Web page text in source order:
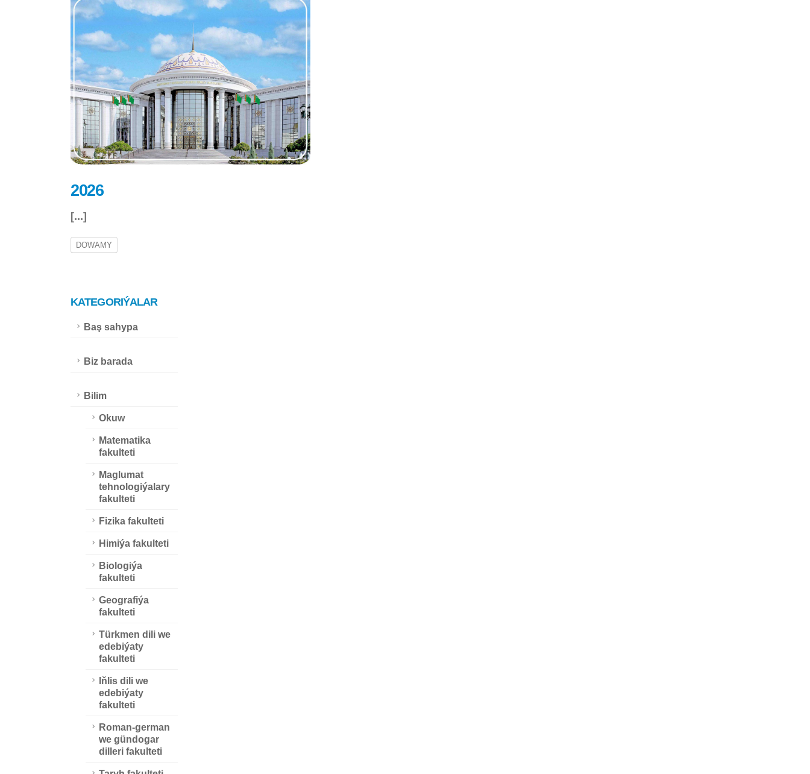
2026
[...]
DOWAMY
KATEGORIÝALAR
Baş sahypa
Biz barada
Bilim
Okuw
Matematika
fakulteti
Maglumat
tehnologiýalary
fakulteti
Fizika fakulteti
Himiýa fakulteti
Biologiýa
fakulteti
Geografiýa
fakulteti
Türkmen dili we
edebiýaty
fakulteti
Iňlis dili we
edebiýaty
fakulteti
Roman-german
we gündogar
dilleri fakulteti